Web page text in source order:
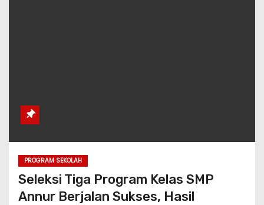
PROGRAM SEKOLAH
Seleksi Tiga Program Kelas SMP
Annur Berjalan Sukses, Hasil